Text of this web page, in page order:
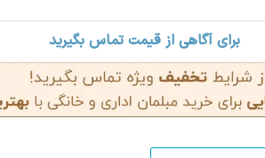
برای آگاهی از قیمت تماس بگیرید